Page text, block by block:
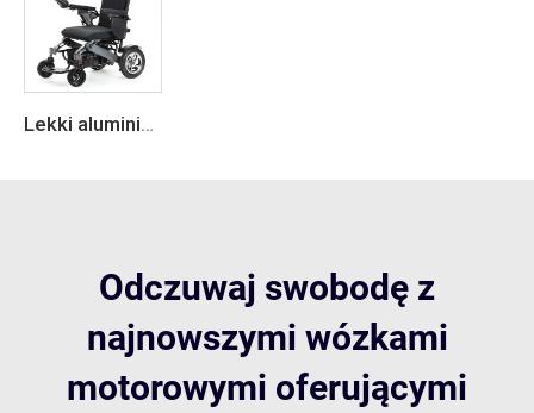
Lekki aluminiowy składany wózek elektryczny
Odczuwaj swobodę z
najnowszymi wózkami
motorowymi oferującymi